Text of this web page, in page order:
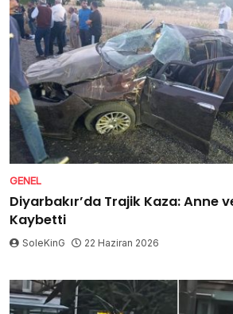
GENEL
Diyarbakır’da Trajik Kaza: Anne
Kaybetti
SoleKinG 22 Haziran 2026